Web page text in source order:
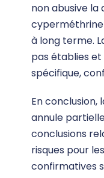
non abusive la
cyperméthrine
à long terme.
pas établies et
spécifique,
En conclusion,
annule
conclusions
risques pour
confirmatives